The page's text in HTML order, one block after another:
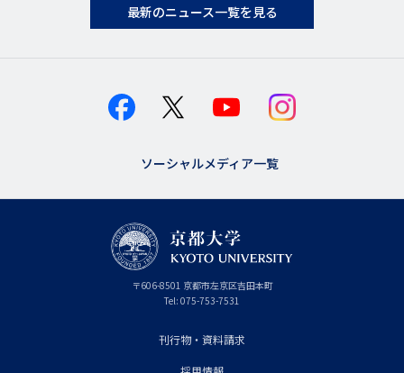
最新のニュース一覧を見る
ソーシャルメディア一覧
〒606-8501 京
都
府
京都市左京区吉田本町
Tel: 075-753-7531
刊行物・資料請求